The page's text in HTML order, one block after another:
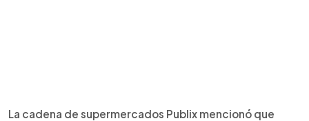
La cadena de supermercados Publix mencionó que